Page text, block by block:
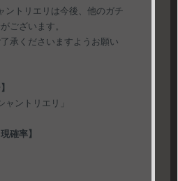
トリエリは今後、他のガチ
ございます。
くださいますようお願い
ントリエリ」
確率】